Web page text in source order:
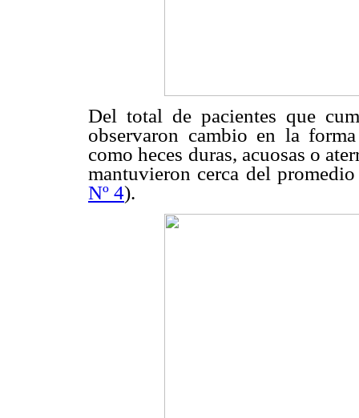
Del total de pacientes que
observaron cambio en la
como heces duras, acuosas o
mantuvieron cerca del
Nº 4).